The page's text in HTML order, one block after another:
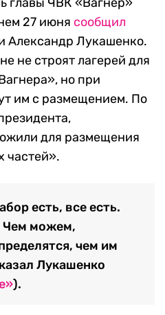
27 июня сообщил
Александр Лукашенко.
не строят лагерей для
но при
им с размещением. По
для размещения
частей».
есть, все есть.
Чем можем,
чем им
Лукашенко
).